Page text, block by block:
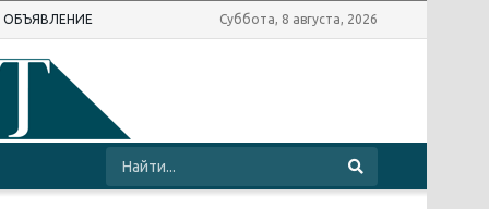
ОБЪЯВЛЕНИЕ Суббота, 8 августа, 2026